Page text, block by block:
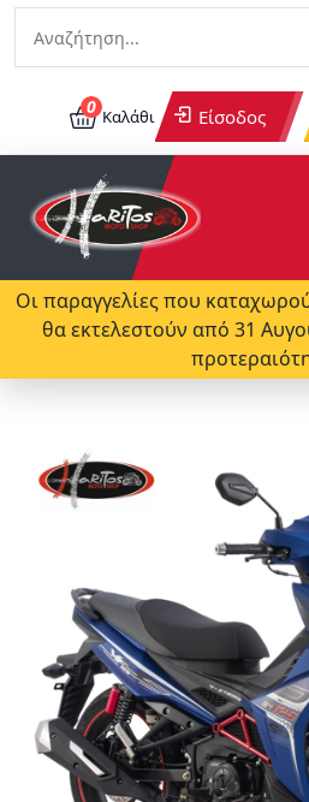
0 Καλάθι Είσοδος
Οι παραγγελίες που
θα εκτελεστούν από 31